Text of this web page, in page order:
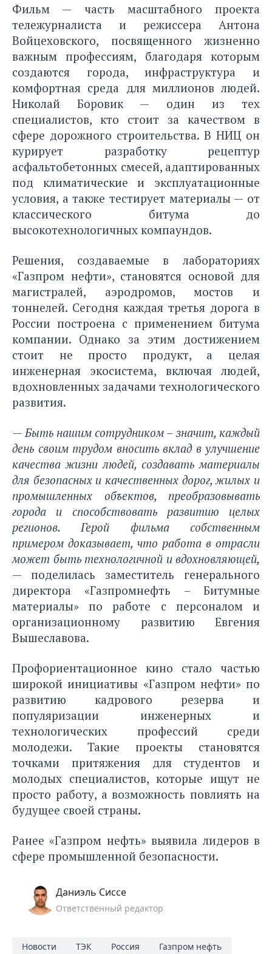
Фильм — часть масштабного проекта
тележурналиста и режиссера Антона
Войцеховского, посвященного жизненно
важным профессиям, благодаря которым
создаются города, инфраструктура и
комфортная среда для миллионов людей.
Николай Боровик — один из тех
специалистов, кто стоит за качеством в
сфере дорожного строительства. В НИЦ он
курирует разработку рецептур
асфальтобетонных смесей, адаптированных
под климатические и эксплуатационные
условия, а также тестирует материалы — от
классического битума до
высокотехнологичных компаундов.
Решения, создаваемые в лабораториях
«Газпром нефти», становятся основой для
магистралей, аэродромов, мостов и
тоннелей. Сегодня каждая третья дорога в
России построена с применением битума
компании. Однако за этим достижением
стоит не просто продукт, а целая
инженерная экосистема, включая людей,
вдохновленных задачами технологического
развития.
— Быть нашим сотрудником – значит, каждый
день своим трудом вносить вклад в улучшение
качества жизни людей, создавать материалы
для безопасных и качественных дорог, жилых и
промышленных объектов, преобразовывать
города и способствовать развитию целых
регионов. Герой фильма собственным
примером доказывает, что работа в отрасли
может быть технологичной и вдохновляющей,
— поделилась заместитель генерального
директора «Газпромнефть – Битумные
материалы» по работе с персоналом и
организационному развитию Евгения
Вышеславова.
Профориентационное кино стало частью
широкой инициативы «Газпром нефти» по
развитию кадрового резерва и
популяризации инженерных и
технологических профессий среди
молодежи. Такие проекты становятся
точками притяжения для студентов и
молодых специалистов, которые ищут не
просто работу, а возможность повлиять на
будущее своей страны.
Ранее «Газпром нефть»выявила лидеров в
сфере промышленной безопасности.
Даниэль Сиссе
Ответственный редактор
Новости ТЭК Россия Газпром нефть